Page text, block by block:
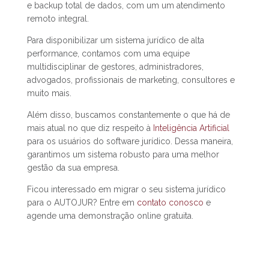
e backup total de dados, com um um atendimento
remoto integral.
Para disponibilizar um sistema jurídico de alta
performance, contamos com uma equipe
multidisciplinar de gestores, administradores,
advogados, profissionais de marketing, consultores e
muito mais.
Além disso, buscamos constantemente o que há de
mais atual no que diz respeito à Inteligência Artificial
para os usuários do software jurídico. Dessa maneira,
garantimos um sistema robusto para uma melhor
gestão da sua empresa.
Ficou interessado em migrar o seu sistema jurídico
para o AUTOJUR? Entre em contato conosco e
agende uma demonstração online gratuita.